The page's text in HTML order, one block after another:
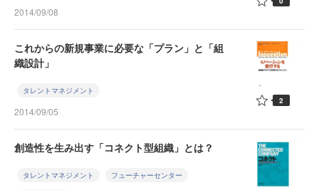
2014/09/08
これからの新規事業に必要な「プラン」と「組
織設計」
タレントマネジメント
2014/09/05
2
創造性を生み出す「コネクト型組織」とは？
タレントマネジメント フューチャーセンター